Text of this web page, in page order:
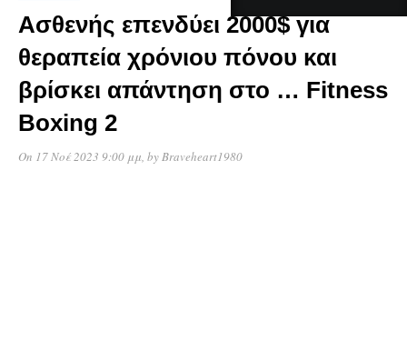
Ασθενής επενδύει 2000$ για
θεραπεία χρόνιου πόνου και
βρίσκει απάντηση στο … Fitness
Boxing 2
On 17 Νοέ 2023 9:00 μμ , by Braveheart1980